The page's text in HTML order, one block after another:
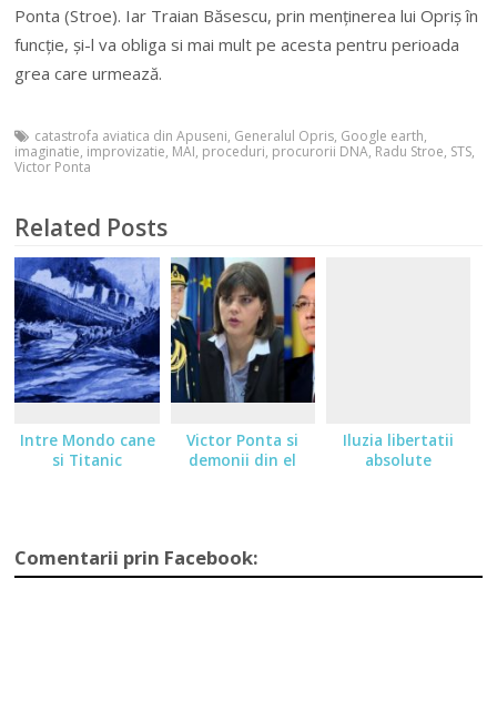
Ponta (Stroe). Iar Traian Băsescu, prin menținerea lui Opriș în
funcție, și-l va obliga si mai mult pe acesta pentru perioada
grea care urmează.
catastrofa aviatica din Apuseni, Generalul Opris, Google earth,
imaginatie, improvizatie, MAI, proceduri, procurorii DNA, Radu Stroe, STS,
Victor Ponta
Related Posts
Intre Mondo cane
si Titanic
Victor Ponta si
demonii din el
Iluzia libertatii
absolute
Comentarii prin Facebook: